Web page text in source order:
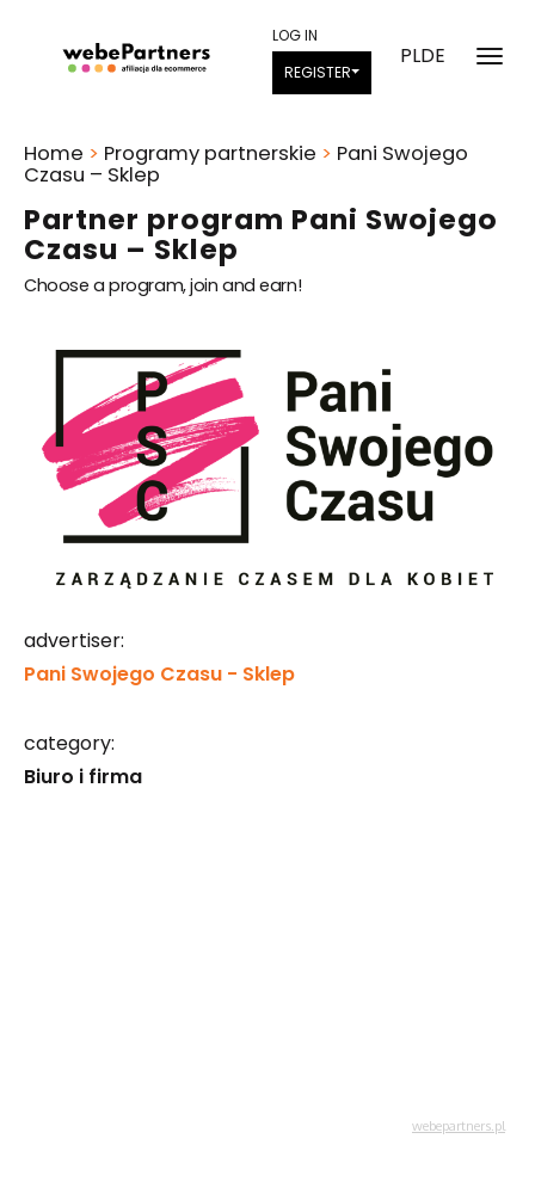
PLDE
LOG IN
REGISTER
Partner program Pani Swojego
Czasu – Sklep
Choose a program, join and earn!
Home > Programy partnerskie > Pani Swojego
Czasu – Sklep
advertiser:
Pani Swojego Czasu - Sklep
category:
Biuro i firma